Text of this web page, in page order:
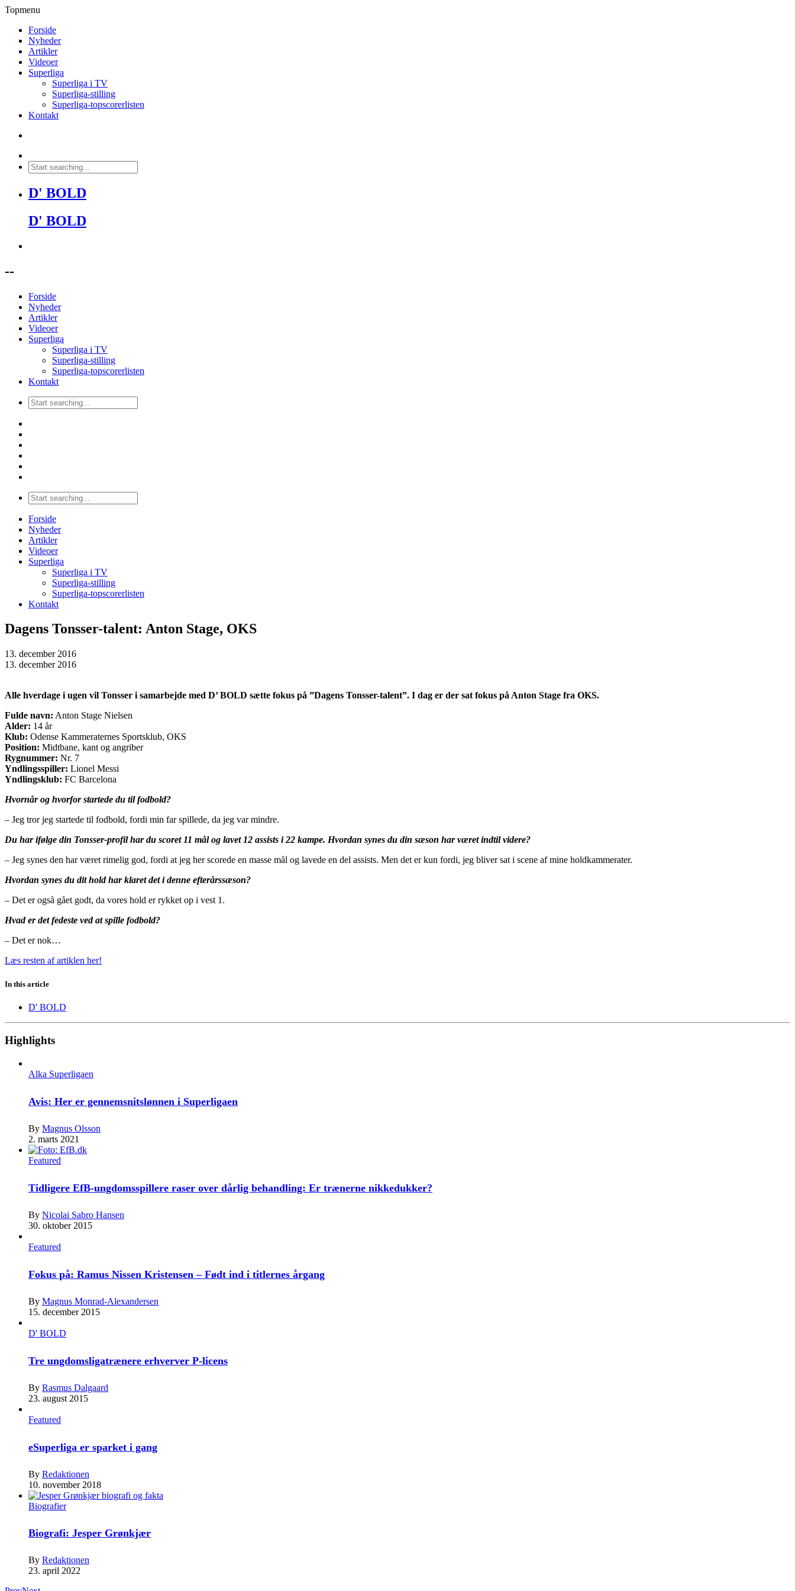
Topmenu
Forside
Nyheder
Artikler
Videoer
Superliga
Superliga i TV
Superliga-stilling
Superliga-topscorerlisten
Kontakt
D' BOLD
D' BOLD
--
Forside
Nyheder
Artikler
Videoer
Superliga
Superliga i TV
Superliga-stilling
Superliga-topscorerlisten
Kontakt
Forside
Nyheder
Artikler
Videoer
Superliga
Superliga i TV
Superliga-stilling
Superliga-topscorerlisten
Kontakt
Dagens Tonsser-talent: Anton Stage, OKS
13. december 2016
13. december 2016
Alle hverdage i ugen vil Tonsser i samarbejde med D’ BOLD sætte fokus på ”Dagens Tonsser-talent”. I dag er der sat fokus på Anton Stage fra OKS.
Fulde navn: Anton Stage Nielsen
Alder: 14 år
Klub: Odense Kammeraternes Sportsklub, OKS
Position: Midtbane, kant og angriber
Rygnummer: Nr. 7
Yndlingsspiller: Lionel Messi
Yndlingsklub: FC Barcelona
Hvornår og hvorfor startede du til fodbold?
– Jeg tror jeg startede til fodbold, fordi min far spillede, da jeg var mindre.
Du har ifølge din Tonsser-profil har du scoret 11 mål og lavet 12 assists i 22 kampe. Hvordan synes du din sæson har været indtil videre?
– Jeg synes den har været rimelig god, fordi at jeg her scorede en masse mål og lavede en del assists. Men det er kun fordi, jeg bliver sat i scene af mine holdkammerater.
Hvordan synes du dit hold har klaret det i denne efterårssæson?
– Det er også gået godt, da vores hold er rykket op i vest 1.
Hvad er det fedeste ved at spille fodbold?
– Det er nok…
Læs resten af artiklen her!
In this article
D' BOLD
Highlights
Alka Superligaen
Avis: Her er gennemsnitslønnen i Superligaen
By Magnus Olsson
2. marts 2021
Featured
Tidligere EfB-ungdomsspillere raser over dårlig behandling: Er trænerne nikkedukker?
By Nicolai Sabro Hansen
30. oktober 2015
Featured
Fokus på: Ramus Nissen Kristensen – Født ind i titlernes årgang
By Magnus Monrad-Alexandersen
15. december 2015
D' BOLD
Tre ungdomsligatrænere erhverver P-licens
By Rasmus Dalgaard
23. august 2015
Featured
eSuperliga er sparket i gang
By Redaktionen
10. november 2018
Biografier
Biografi: Jesper Grønkjær
By Redaktionen
23. april 2022